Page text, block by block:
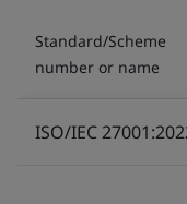
Standard/Scheme
number or name
ISO/IEC